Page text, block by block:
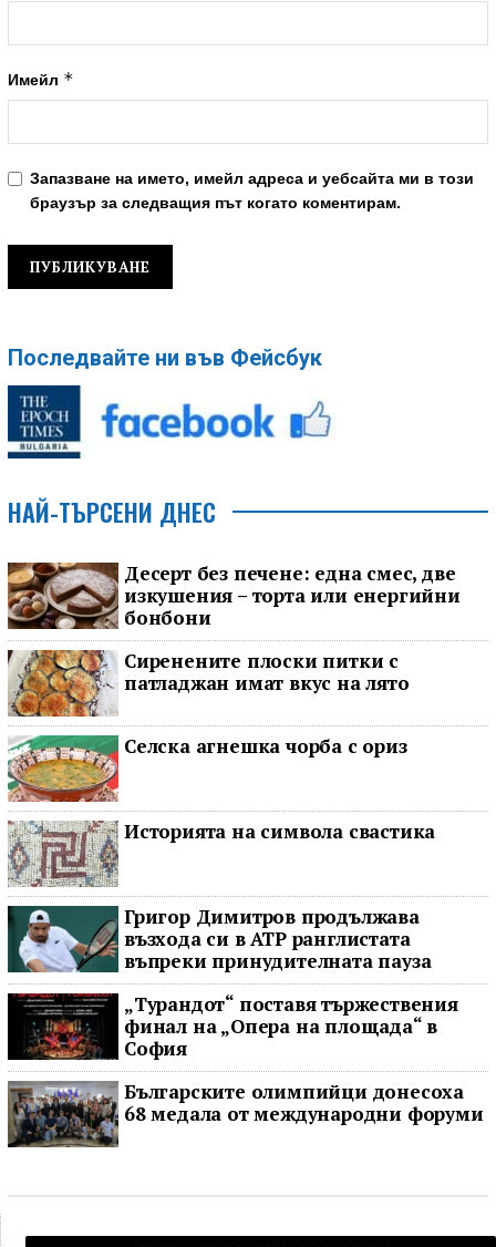
Имейл *
Запазване на името, имейл адреса и уебсайта ми в този
браузър за следващия път когато коментирам.
Последвайте ни във Фейсбук
НАЙ-ТЪРСЕНИ ДНЕС
Десерт без печене: една смес, две
изкушения – торта или енергийни
бонбони
Сиренените плоски питки с
патладжан имат вкус на лято
Селска агнешка чорба с ориз
Историята на символа свастика
Григор Димитров продължава
възхода си в ATP ранглистата
въпреки принудителната пауза
„Турандот“ поставя тържествения
финал на „Опера на площада“ в
София
Българските олимпийци донесоха
68 медала от международни форуми